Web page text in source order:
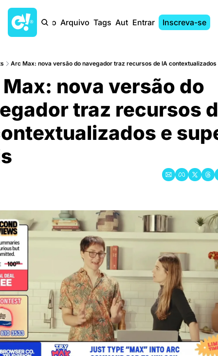
Início Arquivo Tags AutoresEntrar Inscreva-se
Arc Max: nova versão do navegador traz recursos de IA contextualizados
nova versão do
traz recursos
e